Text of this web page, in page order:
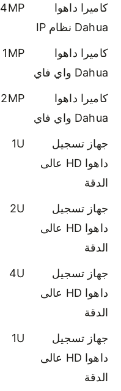
كاميرا داهوا
Dahua نظام IP
4MP
كاميرا داهوا
Dahua واي فاي
1MP
كاميرا داهوا
Dahua واي فاي
2MP
جهاز تسجيل
داهوا HD عالى
الدقة
1U
جهاز تسجيل
داهوا HD عالى
الدقة
2U
جهاز تسجيل
داهوا HD عالى
الدقة
4U
جهاز تسجيل
داهوا HD عالى
الدقة
1U